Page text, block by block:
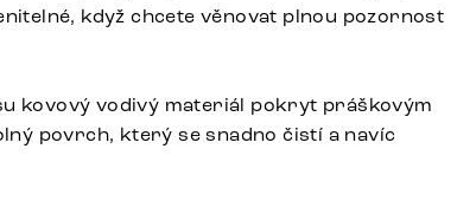
když chcete věnovat plnou pozornost
kovový vodivý materiál pokryt práškovým
povrch, který se snadno čistí a navíc